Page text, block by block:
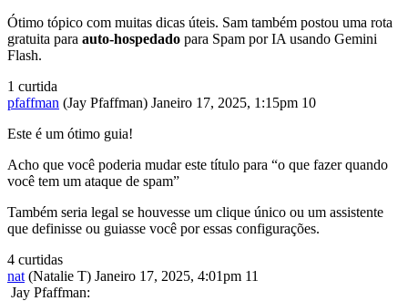
Ótimo tópico com muitas dicas úteis. Sam também postou uma rota
gratuita para auto-hospedado para Spam por IA usando Gemini
Flash.
1 curtida
pfaffman (Jay Pfaffman) Janeiro 17, 2025, 1:15pm 10
Este é um ótimo guia!
Acho que você poderia mudar este título para “o que fazer quando
você tem um ataque de spam”
Também seria legal se houvesse um clique único ou um assistente
que definisse ou guiasse você por essas configurações.
4 curtidas
nat (Natalie T) Janeiro 17, 2025, 4:01pm 11
Jay Pfaffman: